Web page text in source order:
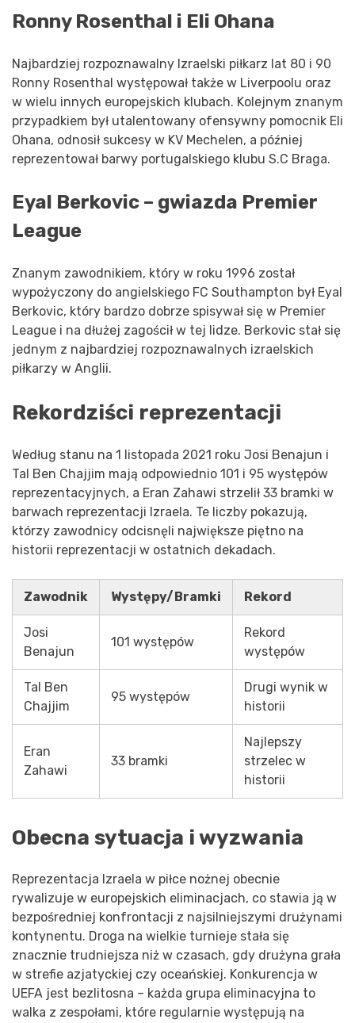
Ronny Rosenthal i Eli Ohana
Najbardziej rozpoznawalny Izraelski piłkarz lat 80 i 90
Ronny Rosenthal występował także w Liverpoolu oraz
w wielu innych europejskich klubach. Kolejnym znanym
przypadkiem był utalentowany ofensywny pomocnik Eli
Ohana, odnosił sukcesy w KV Mechelen, a później
reprezentował barwy portugalskiego klubu S.C Braga.
Eyal Berkovic – gwiazda Premier
League
Znanym zawodnikiem, który w roku 1996 został
wypożyczony do angielskiego FC Southampton był Eyal
Berkovic, który bardzo dobrze spisywał się w Premier
League i na dłużej zagościł w tej lidze. Berkovic stał się
jednym z najbardziej rozpoznawalnych izraelskich
piłkarzy w Anglii.
Rekordziści reprezentacji
Według stanu na 1 listopada 2021 roku Josi Benajun i
Tal Ben Chajjim mają odpowiednio 101 i 95 występów
reprezentacyjnych, a Eran Zahawi strzelił 33 bramki w
barwach reprezentacji Izraela. Te liczby pokazują,
którzy zawodnicy odcisnęli największe piętno na
historii reprezentacji w ostatnich dekadach.
Zawodnik Występy/Bramki Rekord
Josi
Benajun
101 występów
Rekord
występów
Tal Ben
Chajjim
95 występów
Drugi wynik w
historii
Eran
Zahawi
33 bramki
Najlepszy
strzelec w
historii
Obecna sytuacja i wyzwania
Reprezentacja Izraela w piłce nożnej obecnie
rywalizuje w europejskich eliminacjach, co stawia ją w
bezpośredniej konfrontacji z najsilniejszymi drużynami
kontynentu. Droga na wielkie turnieje stała się
znacznie trudniejsza niż w czasach, gdy drużyna grała
w strefie azjatyckiej czy oceańskiej. Konkurencja w
UEFA jest bezlitosna – każda grupa eliminacyjna to
walka z zespołami, które regularnie występują na